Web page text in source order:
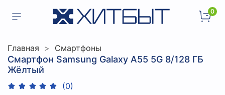
0
Главная Смартфоны
Смартфон Samsung Galaxy A55 5G 8/128 ГБ
Жёлтый
(0)